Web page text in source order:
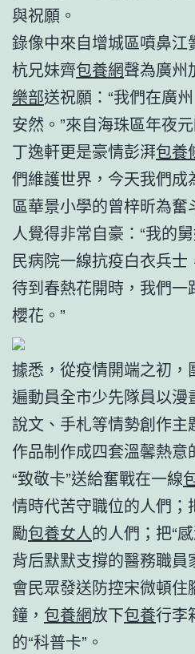
與祝願。
錄像中來自增城區噴鼻江
杭兄妹齊包養網聲為廣州
樂部送祝願：“我們在廣
安然。”來自海珠區年夜
丁逸軒更是豪情彭湃包養
們維護世界，今天我們成
區華景小學的曾梓昕為奮
人覺得非常自豪：“我的
民病院一線抗疫白衣兵士
待到春熱花開時，我們一
櫻花。”
據悉，從疫情開端之初，
遍動員全市少先隊員以
說文、手札等情勢創作
作品制作成四套溫馨熱意
“致敬卡”送給奮戰在一線
情時代苦守職位的人們；
勵包養女人的人們；把“
背后默默支撐的醫務職
會民眾發送防控宋微頓
鐘， 包養網放下包養行李
的“科普卡”。